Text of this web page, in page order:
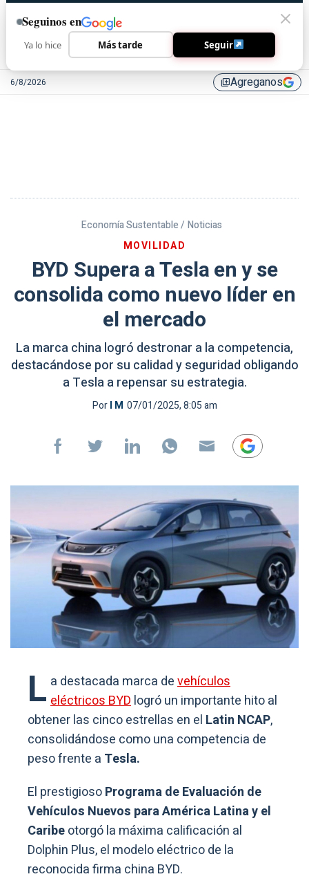
6/8/2026 library_addAgreganos
Economía Sustentable / Noticias
MOVILIDAD
BYD Supera a Tesla en y se
consolida como nuevo líder en
el mercado
La marca china logró destronar a la competencia,
destacándose por su calidad y seguridad obligando
a Tesla a repensar su estrategia.
PorI M 07/01/2025, 8:05 am
L a destacada marca devehículos
eléctricos BYDlogró un importante hito al
obtener las cinco estrellas en el Latin NCAP,
consolidándose como una competencia de
peso frente a Tesla.
El prestigiosoPrograma de Evaluación de
Vehículos Nuevos para América Latina y el
Caribeotorgó la máxima calificación al
Dolphin Plus, el modelo eléctrico de la
reconocida firma china BYD.
Seguinos en
Ya lo hice Más tarde Seguir